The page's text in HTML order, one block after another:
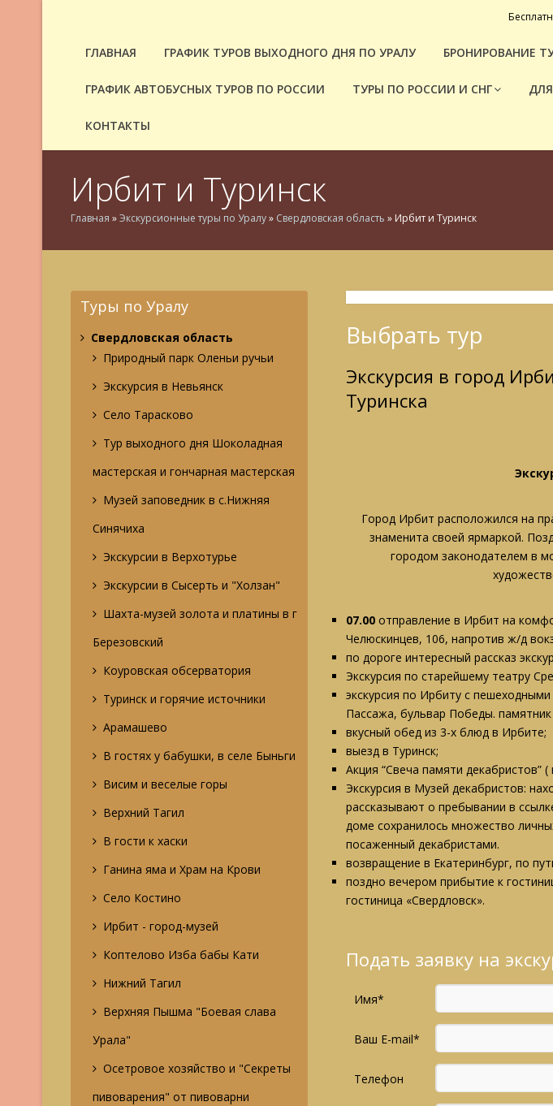
ГЛАВНАЯ ГРАФИК ТУРОВ ВЫХОДНОГО ДНЯ ПО УРАЛУ БРОНИРОВАНИЕ
ГРАФИК АВТОБУСНЫХ ТУРОВ ПО РОССИИ ТУРЫ ПО РОССИИ И СНГ
КОНТАКТЫ
Ирбит и Туринск
Главная »Экскурсионные туры по Уралу» Свердловская область » Ирбит и Туринск
Туры по Уралу
Свердловская область
Природный парк Оленьи ручьи
Экскурсия в Невьянск
Село Тарасково
Тур выходного дня Шоколадная
мастерская и гончарная мастерская
Музей заповедник в с.Нижняя
Синячиха
Экскурсии в Верхотурье
Экскурсии в Сысерть и "Холзан"
Шахта-музей золота и платины в г
Березовский
Коуровская обсерватория
Туринск и горячие источники
Арамашево
В гостях у бабушки, в селе Быньги
Висим и веселые горы
Верхний Тагил
В гости к хаски
Ганина яма и Храм на Крови
Село Костино
Ирбит - город-музей
Коптелово Изба бабы Кати
Нижний Тагил
Верхняя Пышма "Боевая слава
Урала"
Осетровое хозяйство и "Секреты
пивоварения" от пивоварни
Выбрать тур
Экскурсия в город
Туринска
Город Ирбит расположился на
знаменита своей ярмаркой.
городом законодателем в
07.00 отправление в Ирбит на
Челюскинцев, 106, напротив ж/д
по дороге интересный рассказ
Экскурсия по старейшему театру
экскурсия по Ирбиту с
Пассажа, бульвар Победы. памятник
вкусный обед из 3-х блюд в Ирбите;
выезд в Туринск;
Акция “Свеча памяти декабристов”
Экскурсия в Музей декабристов:
рассказывают о пребывании в
доме сохранилось множество
посаженный декабристами.
возвращение в Екатеринбург, по
поздно вечером прибытие к
гостиница «Свердловск».
Подать заявку на
Имя*
Ваш E-mail*
Телефон